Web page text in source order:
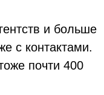
и больше
с контактами.
почти 400